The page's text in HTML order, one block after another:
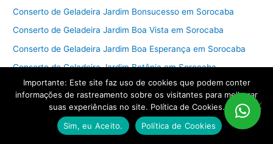
Conserto de Geladeira Jardim Bonsucesso em Sorocaba
Conserto de Geladeira Jardim Boa Vista em Sorocaba
Conserto de Geladeira Jardim Boa Esperança em Sorocaba
Conserto de Geladeira Jardim Betânia em Sorocaba
Conserto de Geladeira Jardim Bertanha em Sorocaba
Conserto de Geladeira Jardim Bela Vista em Sorocaba
Conserto de Geladeira Jardim Bandeirantes em Sorocaba
Importante: Este site faz uso de cookies que podem conter
informações de rastreamento sobre os visitantes para melhorar
suas experiências no site. Política de Cookies.
Sim, eu Aceito.
Política de Cookies